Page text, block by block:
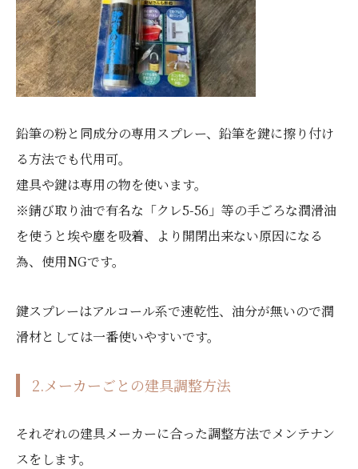
鉛筆の粉と同成分の専用スプレー、鉛筆を鍵に擦り付け
る方法でも代用可。
建具や鍵は専用の物を使います。
※錆び取り油で有名な「クレ5-56」等の手ごろな潤滑油
を使うと埃や塵を吸着、より開閉出来ない原因になる
為、使用NGです。
鍵スプレーはアルコール系で速乾性、油分が無いので潤
滑材としては一番使いやすいです。
2.メーカーごとの建具調整方法
それぞれの建具メーカーに合った調整方法でメンテナン
スをします。